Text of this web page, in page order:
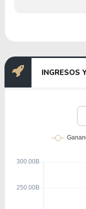
INGRESOS